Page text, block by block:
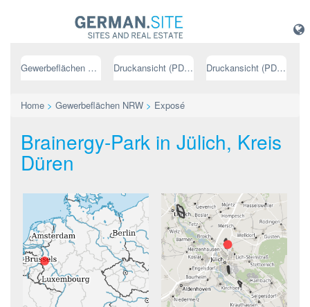
Gewerbeflächen NRW Druckansicht (PDF) // deutsch Druckansicht (PDF) // englisch
Home > Gewerbeflächen NRW > Exposé
Brainergy-Park in Jülich, Kreis
Düren